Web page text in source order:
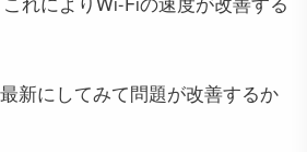
新にしてみて問題が改善するか